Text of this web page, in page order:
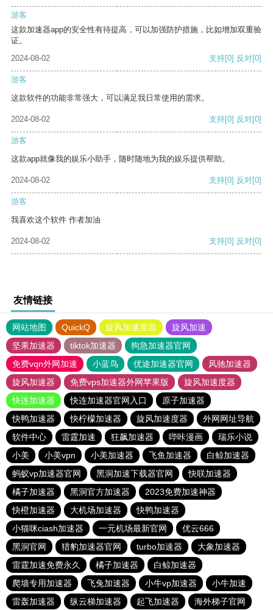
游客
这款加速器app的安全性有待提高，可以加强防护措施，比如增加双重验
证。
2024-08-02
支持[0] 反对[0]
游客
这款软件的功能非常强大，可以满足我日常使用的需求。
2024-08-02 支持[0] 反对[0]
游客
这款app就像我的娱乐小助手，随时随地为我的娱乐提供帮助。
2024-08-02 支持[0] 反对[0]
游客
我喜欢这个软件 作者加油
2024-08-02 支持[0] 反对[0]
友情链接
网站地图 QuickQ 旋风加速度器
旋风加速
坚果加速器
tiktok加速器
狗急加速器官网
免费vqn外网加速
小蓝鸟 优途加速器官网
风驰加速器
旋风加速器
免费vps加速器外网苹果版
旋风加速度器
快连加速器
快连加速器官网入口
原子加速器
快鸭加速器
快柠檬加速器 旋风加速度器
外网网址导航
软件中心
雷霆加速 狂飙加速器 哔咔漫画
瑞乐小说
小美
小美vpn 小美加速器 飞鱼加速器
白鲸加速器
蚂蚁vp加速器官网
黑洞加速下载器官网
快联加速器
橘子加速器
黑洞官方加速器
2023免费加速神器
快橙加速器
大机场加速器
快鸭加速器
小猫咪ciash加速器
一元机场最新官网
优云666
黑洞官网
猎豹加速器官网 turbo加速器
大象加速器
雷霆加速免费永久
橘子加速器
白鲸加速器
爬墙专用加速器
飞兔加速器 小牛vp加速器
小牛加速
雷轰加速器
纵云梯加速器 起飞加速器 海外梯子官网